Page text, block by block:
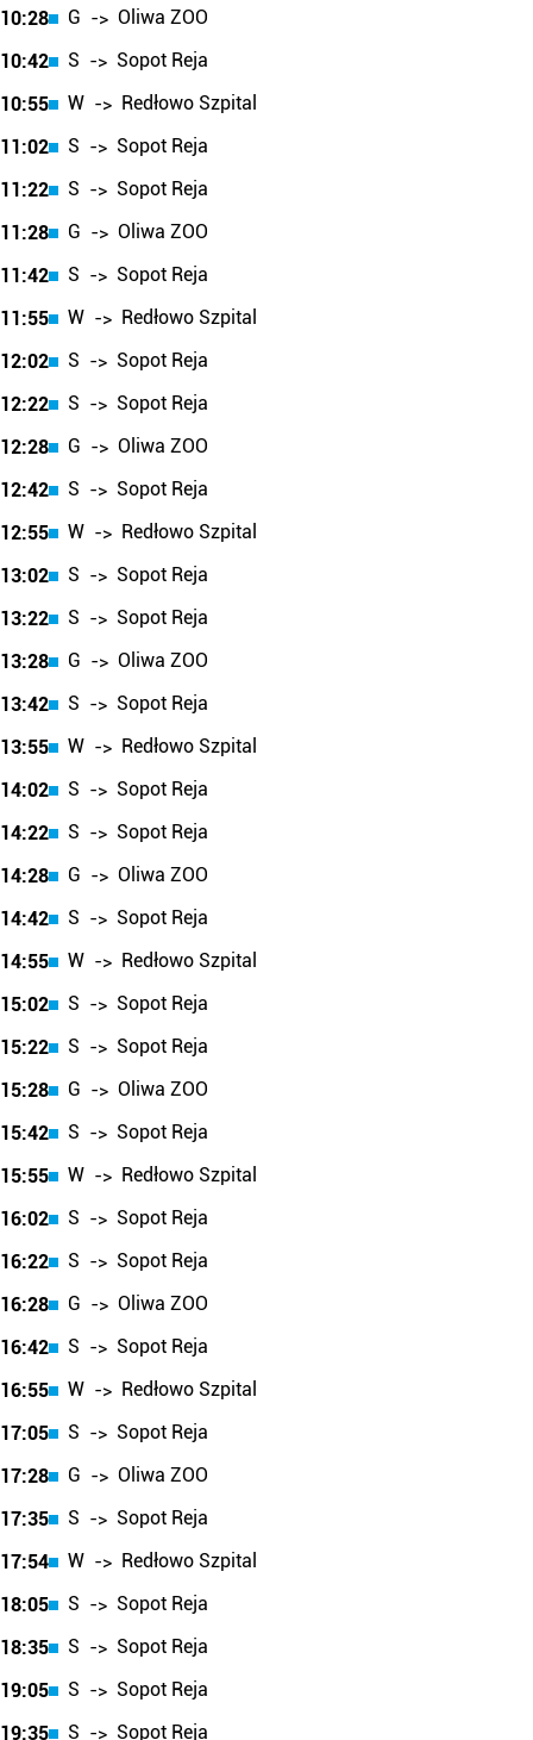
10:28
G -> Oliwa ZOO
10:42
S -> Sopot Reja
10:55
W -> Redłowo Szpital
11:02
S -> Sopot Reja
11:22
S -> Sopot Reja
11:28
G -> Oliwa ZOO
11:42
S -> Sopot Reja
11:55
W -> Redłowo Szpital
12:02
S -> Sopot Reja
12:22
S -> Sopot Reja
12:28
G -> Oliwa ZOO
12:42
S -> Sopot Reja
12:55
W -> Redłowo Szpital
13:02
S -> Sopot Reja
13:22
S -> Sopot Reja
13:28
G -> Oliwa ZOO
13:42
S -> Sopot Reja
13:55
W -> Redłowo Szpital
14:02
S -> Sopot Reja
14:22
S -> Sopot Reja
14:28
G -> Oliwa ZOO
14:42
S -> Sopot Reja
14:55
W -> Redłowo Szpital
15:02
S -> Sopot Reja
15:22
S -> Sopot Reja
15:28
G -> Oliwa ZOO
15:42
S -> Sopot Reja
15:55
W -> Redłowo Szpital
16:02
S -> Sopot Reja
16:22
S -> Sopot Reja
16:28
G -> Oliwa ZOO
16:42
S -> Sopot Reja
16:55
W -> Redłowo Szpital
17:05
S -> Sopot Reja
17:28
G -> Oliwa ZOO
17:35
S -> Sopot Reja
17:54
W -> Redłowo Szpital
18:05
S -> Sopot Reja
18:35
S -> Sopot Reja
19:05
S -> Sopot Reja
19:35
S -> Sopot Reja